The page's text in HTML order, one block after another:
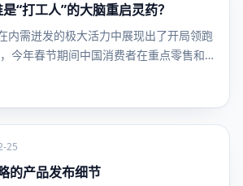
“打工人”的大脑重启灵药？
内需迸发的极大活力中展现出了开局领跑
今年春节期间中国消费者在重点零售和
25
的产品发布细节